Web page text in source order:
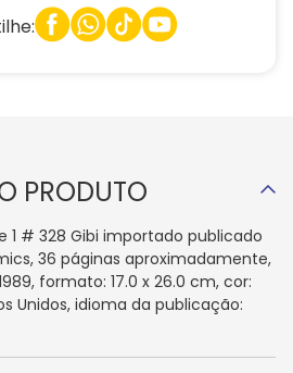
PRODUTO
1 # 328 Gibi importado publicado
36 páginas aproximadamente,
formato: 17.0 x 26.0 cm, cor:
Unidos, idioma da publicação: